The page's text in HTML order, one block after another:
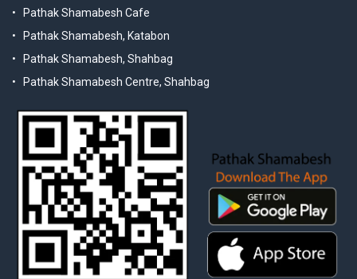
Pathak Shamabesh Cafe
Pathak Shamabesh, Katabon
Pathak Shamabesh, Shahbag
Pathak Shamabesh Centre, Shahbag